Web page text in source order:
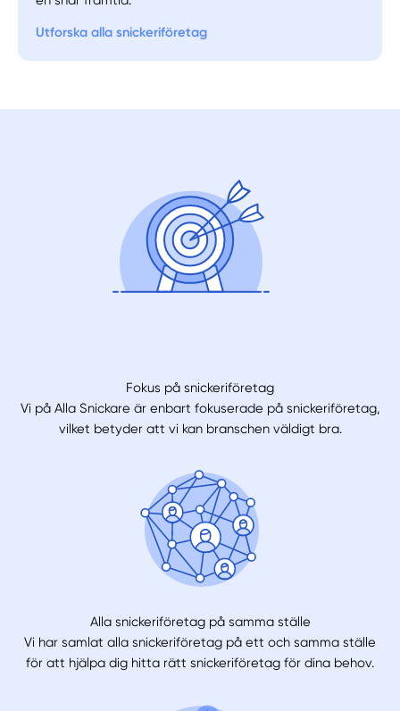
Utforska alla snickeriföretag
Fokus på snickeriföretag
Vi på Alla Snickare är enbart fokuserade på snickeriföretag,
vilket betyder att vi kan branschen väldigt bra.
Alla snickeriföretag på samma ställe
Vi har samlat alla snickeriföretag på ett och samma ställe
för att hjälpa dig hitta rätt snickeriföretag för dina behov.